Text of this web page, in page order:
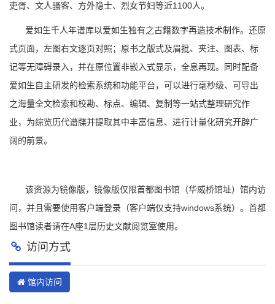
吏胥、文人骚客、方外隐士、烈女节妇等近1100人。
爱如生千人年谱库以爱如生独有之古籍数字再造技术制作。还原
式页面，左图右文逐页对照；原书之版式及眉批、夹注、图表、标
记等无障碍录入，并在原位置非嵌入式显示，全息再现。同时配备
爱如生自主研发的检索系统和功能平台，可以进行毫秒级、可导出
之海量全文检索和校勘、标点、编辑、复制等一站式整理研究作
业，为综览历代谱牒并提取其中丰富信息、进行计量化研究开辟广
阔的前景。
该资源为镜像版，镜像版仅限首都图书馆（华威桥馆址）馆内访
问，并且需要使用客户端登录（客户端仅支持windows系统）。首都
图书馆读者请在A座1层历史文献阅览室使用。
访问方式
馆内访问